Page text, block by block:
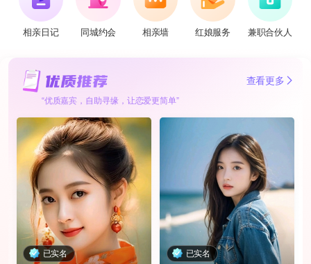
相亲日记 同城约会 相亲墙 红娘服务 兼职合伙人
查看更多
“优质嘉宾，自助寻缘，让恋爱更简单”
已实名 已实名